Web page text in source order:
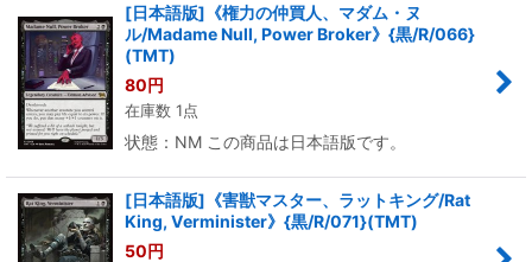
[日本語版]《権力の仲買人、マダム・ヌ
ル/Madame Null, Power Broker》{黒/R/066}
(TMT)
80円
在庫数 1点
状態：NM この商品は日本語版です。
[日本語版]《害獣マスター、ラットキング/Rat
King, Verminister》{黒/R/071}(TMT)
50円